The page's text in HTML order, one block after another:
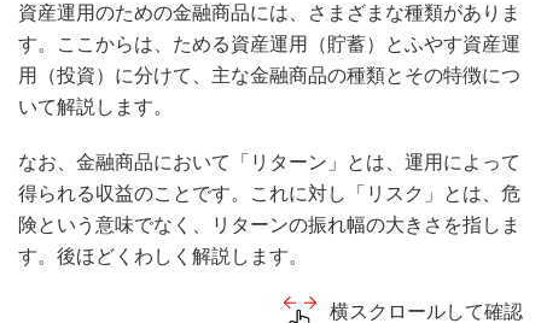
資産運用のための金融商品には、さまざまな種類がありま
す。ここからは、ためる資産運用（貯蓄）とふやす資産運
用（投資）に分けて、主な金融商品の種類とその特徴につ
いて解説します。
なお、金融商品において「リターン」とは、運用によって
得られる収益のことです。これに対し「リスク」とは、危
険という意味でなく、リターンの振れ幅の大きさを指しま
す。後ほどくわしく解説します。
横スクロールして確認